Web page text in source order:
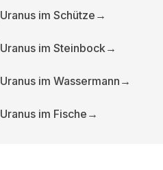
Uranus im Schütze →
Uranus im Steinbock→
Uranus im Wassermann →
Uranus im Fische →